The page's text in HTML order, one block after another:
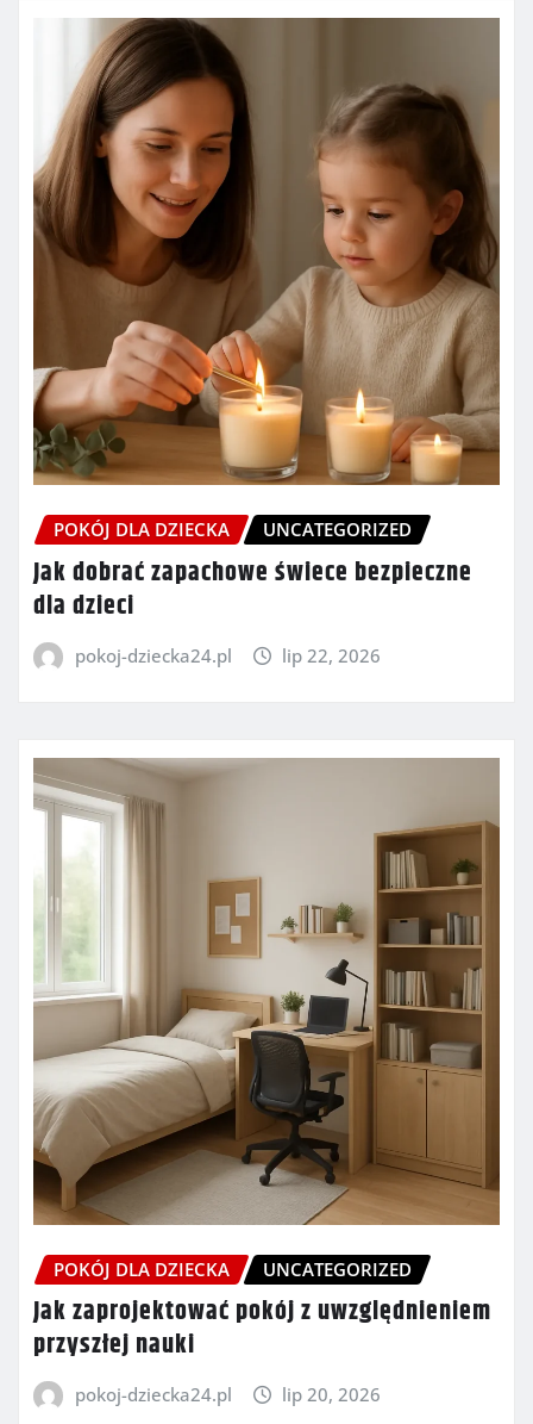
POKÓJ DLA DZIECKA UNCATEGORIZED
Jak dobrać zapachowe świece bezpieczne
dla dzieci
pokoj-dziecka24.pl lip 22, 2026
POKÓJ DLA DZIECKA UNCATEGORIZED
Jak zaprojektować pokój z uwzględnieniem
przyszłej nauki
pokoj-dziecka24.pl lip 20, 2026